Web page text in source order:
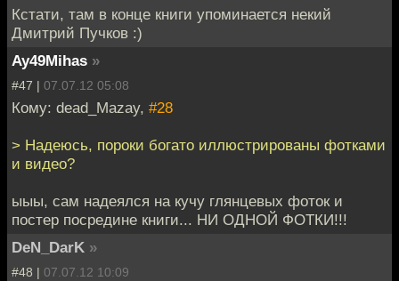
Кстати, там в конце книги упоминается некий
Дмитрий Пучков :)
Ay49Mihas »
#47 | 07.07.12 05:08
Кому: dead_Mazay, #28
> Надеюсь, пороки богато иллюстрированы фотками
и видео?
ыыы, сам надеялся на кучу глянцевых фоток и
постер посредине книги... НИ ОДНОЙ ФОТКИ!!!
DeN_DarK »
#48 | 07.07.12 10:09